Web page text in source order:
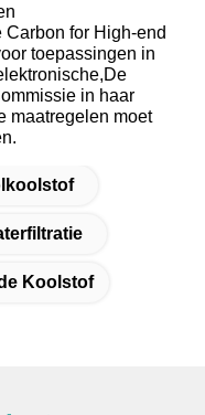
for High-end
toepassingen in
in haar
maatregelen moet
Koolstof